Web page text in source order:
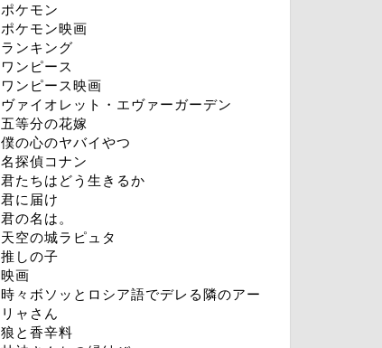
ポケモン
ポケモン映画
ランキング
ワンピース
ワンピース映画
ヴァイオレット・エヴァーガーデン
五等分の花嫁
僕の心のヤバイやつ
名探偵コナン
君たちはどう生きるか
君に届け
君の名は。
天空の城ラピュタ
推しの子
映画
時々ボソッとロシア語でデレる隣のアー
リャさん
狼と香辛料